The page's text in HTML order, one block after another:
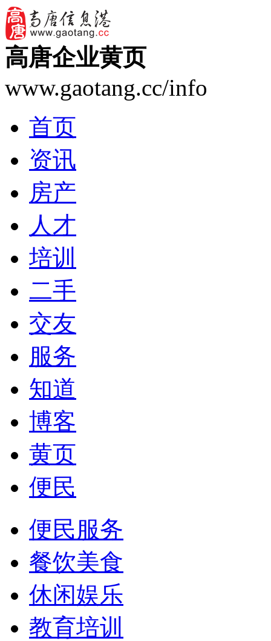
高唐企业黄页
www.gaotang.cc/info
首页
资讯
房产
人才
培训
二手
交友
服务
知道
博客
黄页
便民
便民服务
餐饮美食
休闲娱乐
教育培训